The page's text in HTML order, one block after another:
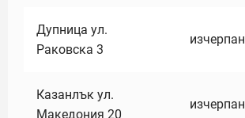
Дупница ул.
Раковска 3
изчерпан
Казанлък ул.
Македония 20
изчерпан